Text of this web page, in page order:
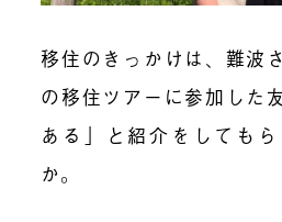
移住のきっかけは、難波
の移住ツアーに参加した
ある」と紹介をしても
か。